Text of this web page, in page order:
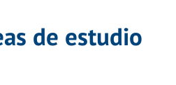
de estudio